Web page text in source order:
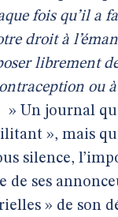
fois qu’il a
droit à
librement
ou à
» Un journal
», mais
silence,
de ses
» de son